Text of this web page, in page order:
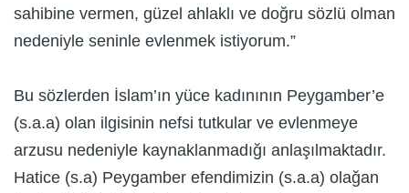
sahibine vermen, güzel ahlaklı ve doğru sözlü olman
nedeniyle seninle evlenmek istiyorum.”
Bu sözlerden İslam’ın yüce kadınının Peygamber’e
(s.a.a) olan ilgisinin nefsi tutkular ve evlenmeye
arzusu nedeniyle kaynaklanmadığı anlaşılmaktadır.
Hatice (s.a) Peygamber efendimizin (s.a.a) olağan